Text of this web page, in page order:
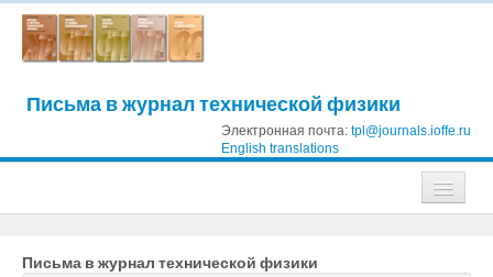
Письма в журнал технической физики
Электронная почта: tpl@journals.ioffe.ru
English translations
Журнал технической физики
Письма в журнал технической физики